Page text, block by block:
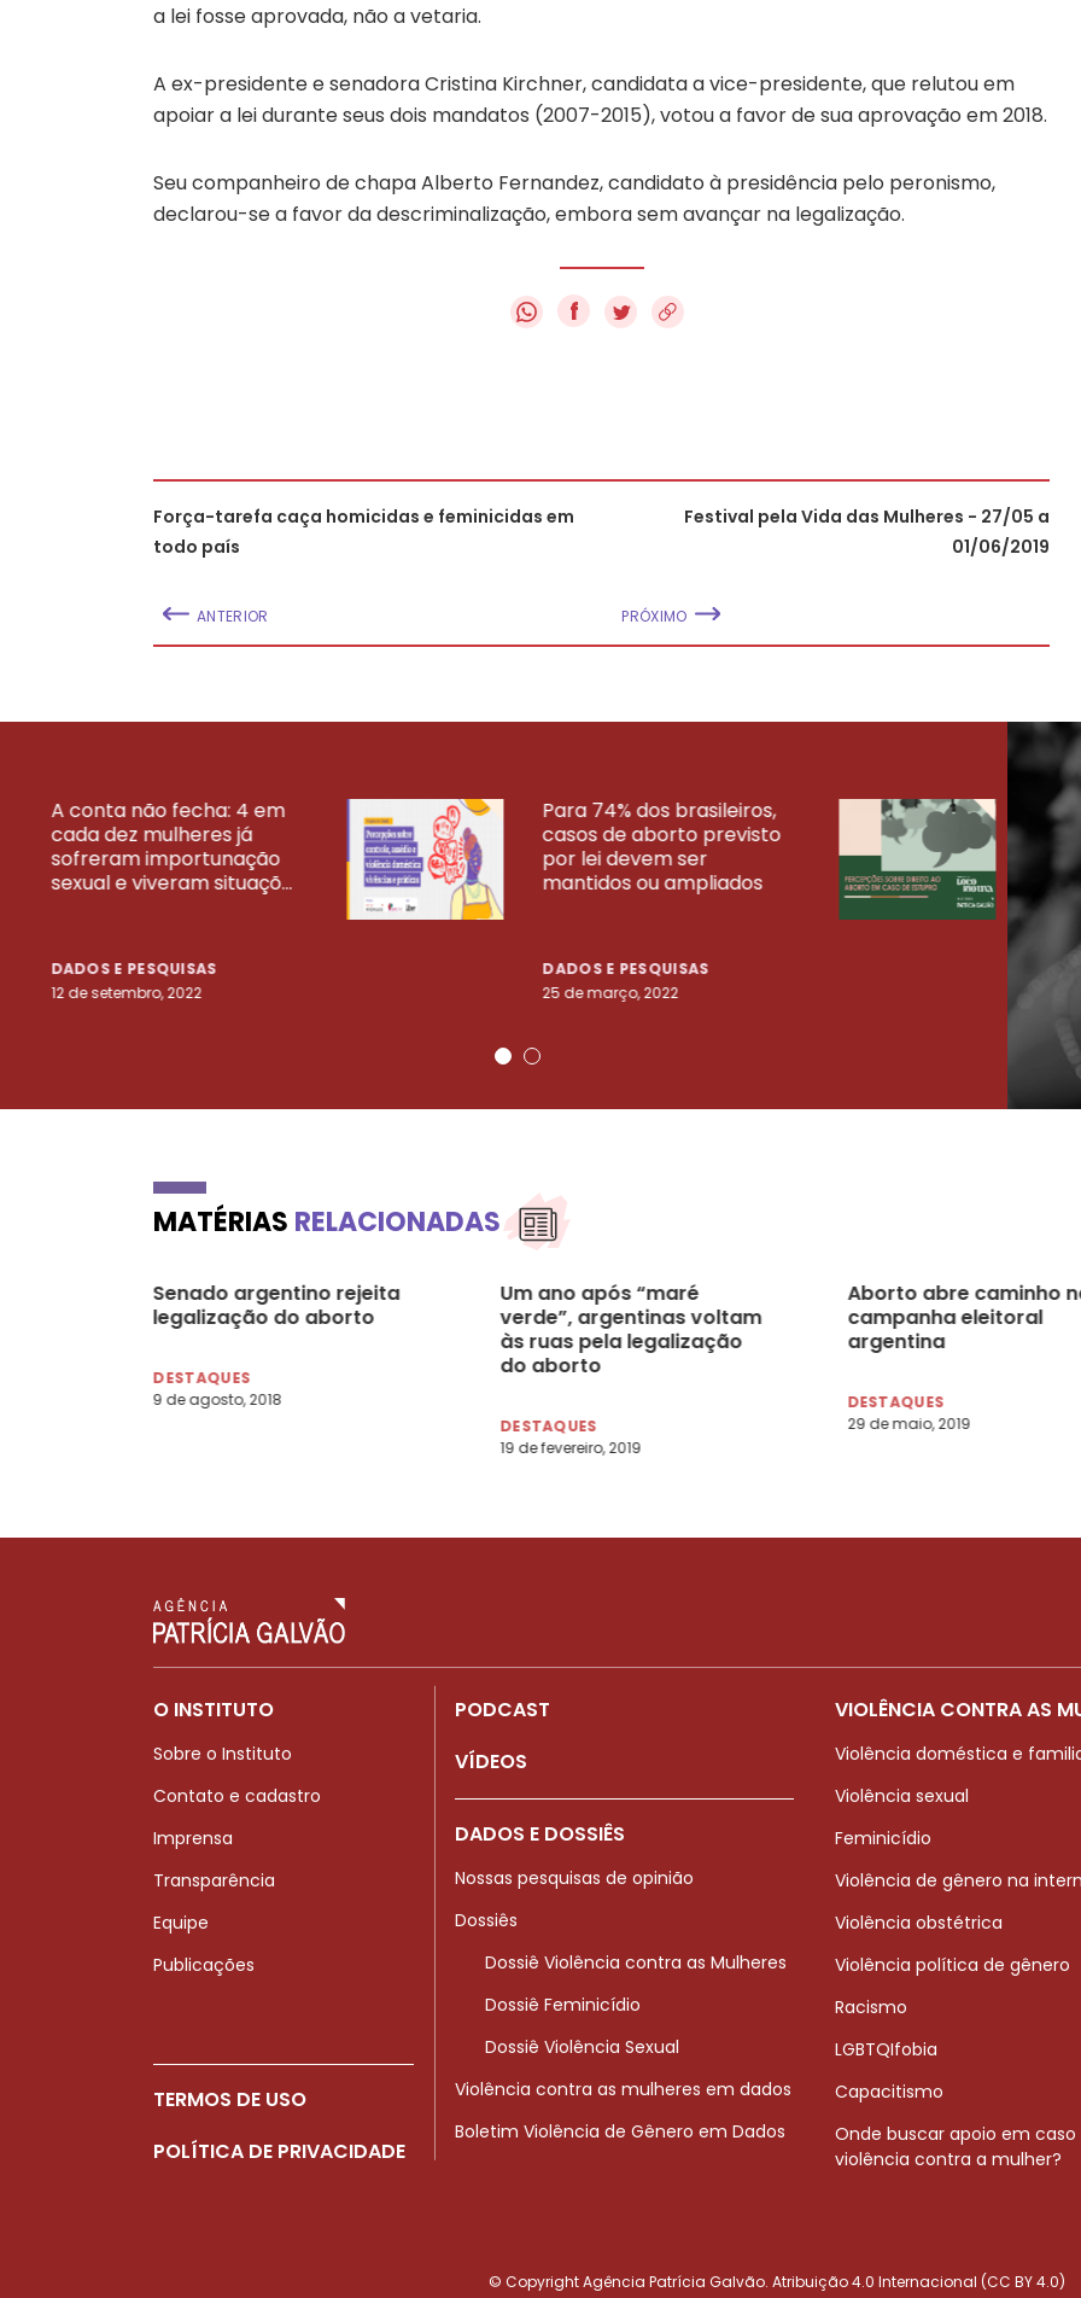
a lei fosse aprovada, não a vetaria.
A ex-presidente e senadora Cristina Kirchner, candidata a vice-presidente, que relutou em
apoiar a lei durante seus dois mandatos (2007-2015), votou a favor de sua aprovação em 2018.
Seu companheiro de chapa Alberto Fernandez, candidato à presidência pelo peronismo,
declarou-se a favor da descriminalização, embora sem avançar na legalização.
f
Força-tarefa caça homicidas e feminicidas em
todo país
ANTERIOR
Festival pela Vida das Mulheres - 27/05 a
01/06/2019
PRÓXIMO
A conta não fecha: 4 em
cada dez mulheres já
sofreram importunação
sexual e viveram situaçõ...
DADOS E PESQUISAS
12 de setembro, 2022
Para 74% dos brasileiros,
casos de aborto previsto
por lei devem ser
mantidos ou ampliados
DADOS E PESQUISAS
25 de março, 2022
23
VEJA MAIS PESQUISAS
MATÉRIAS RELACIONADAS
Senado argentino rejeita
legalização do aborto
DESTAQUES
9 de agosto, 2018
Um ano após “maré
verde”, argentinas voltam
às ruas pela legalização
do aborto
DESTAQUES
19 de fevereiro, 2019
Aborto abre caminho
campanha eleitoral
argentina
DESTAQUES
29 de maio, 2019
O INSTITUTO
Sobre o Instituto
Contato e cadastro
Imprensa
Transparência
Equipe
Publicações
TERMOS DE USO
POLÍTICA DE PRIVACIDADE
PODCAST
VÍDEOS
DADOS E DOSSIÊS
Nossas pesquisas de opinião
Dossiês
Dossiê Violência contra as Mulheres
Dossiê Feminicídio
Dossiê Violência Sexual
Violência contra as mulheres em dados
Boletim Violência de Gênero em Dados
VIOLÊNCIA CONTRA AS
Violência doméstica e
Violência sexual
Feminicídio
Violência de gênero na
Violência obstétrica
Violência política de gênero
Racismo
LGBTQIfobia
Capacitismo
Onde buscar apoio em caso
violência contra a mulher?
© Copyright Agência Patrícia Galvão. Atribuição 4.0 Internacional (CC BY 4.0)